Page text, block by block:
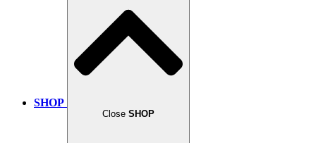
SHOP
Close SHOP